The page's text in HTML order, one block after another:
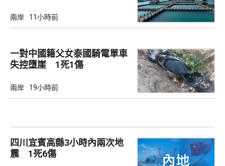
兩岸 11小時前
一對中國籍父女泰國騎電單車
失控墮崖 1死1傷
兩岸 19小時前
四川宜賓高縣3小時內兩次地
震 1死6傷